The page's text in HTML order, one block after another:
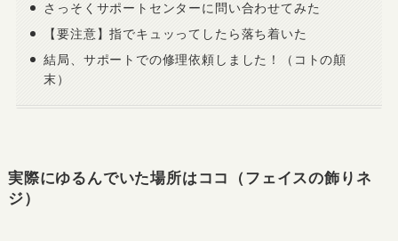
さっそくサポートセンターに問い合わせてみた
【要注意】指でキュッってしたら落ち着いた
結局、サポートでの修理依頼しました！（コトの顛
末）
実際にゆるんでいた場所はココ（フェイスの飾りネ
ジ）